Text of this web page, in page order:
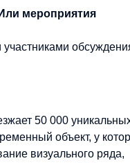
мероприятия
участниками
50 000
объект, у
визуального ряда,